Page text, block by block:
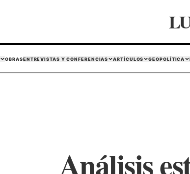
OBRASENTREVISTAS Y CONFERENCIAS ARTÍCULOS GEOPOLÍTICA
Análisis